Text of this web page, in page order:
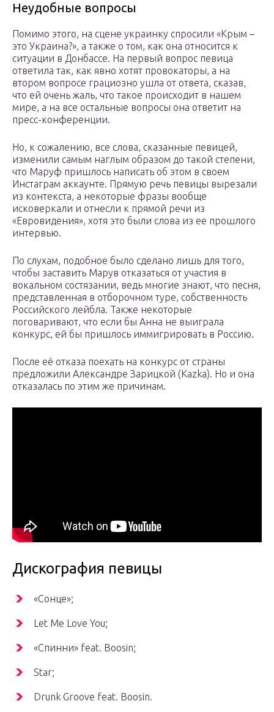
Неудобные вопросы
Помимо этого, на сцене украинку спросили «Крым –
это Украина?», а также о том, как она относится к
ситуации в Донбассе. На первый вопрос певица
ответила так, как явно хотят провокаторы, а на
втором вопросе грациозно ушла от ответа, сказав,
что ей очень жаль, что такое происходит в нашем
мире, а на все остальные вопросы она ответит на
пресс-конференции.
Но, к сожалению, все слова, сказанные певицей,
изменили самым наглым образом до такой степени,
что Маруф пришлось написать об этом в своем
Инстаграм аккаунте. Прямую речь певицы вырезали
из контекста, а некоторые фразы вообще
исковеркали и отнесли к прямой речи из
«Евровидения», хотя это были слова из ее прошлого
интервью.
По слухам, подобное было сделано лишь для того,
чтобы заставить Марув отказаться от участия в
вокальном состязании, ведь многие знают, что песня,
представленная в отборочном туре, собственность
Российского лейбла. Также некоторые
поговаривают, что если бы Анна не выиграла
конкурс, ей бы пришлось иммигрировать в Россию.
После её отказа поехать на конкурс от страны
предложили Александре Зарицкой (Kazka). Но и она
отказалась по этим же причинам.
Дискография певицы
«Сонце»;
Let Me Love You;
«Спинни» feat. Boosin;
Star;
Drunk Groove feat. Boosin.